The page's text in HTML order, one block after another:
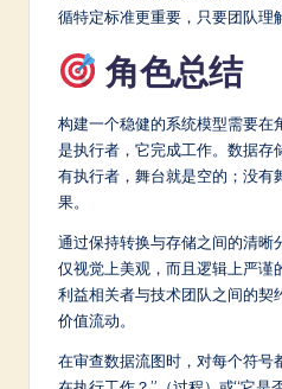
循特定标准更重要，只要团队理
角色总结
构建一个稳健的系统模型需要在
是执行者，它完成工作。数据存
有执行者，舞台就是空的；没有
果。
通过保持转换与存储之间的清晰
仅视觉上美观，而且逻辑上严谨
利益相关者与技术团队之间的契
价值流动。
在审查数据流图时，对每个符号